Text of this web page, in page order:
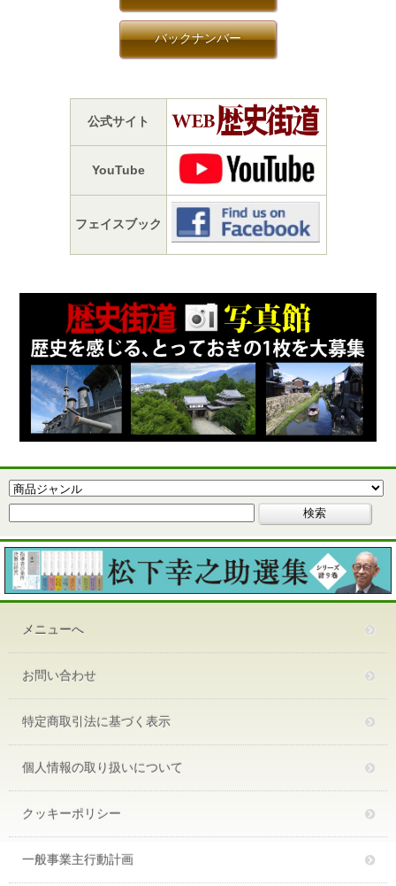
バックナンバー
公式サイト
YouTube
フェイスブック
メニューへ
お問い合わせ
特定商取引法に基づく表示
個人情報の取り扱いについて
クッキーポリシー
一般事業主行動計画